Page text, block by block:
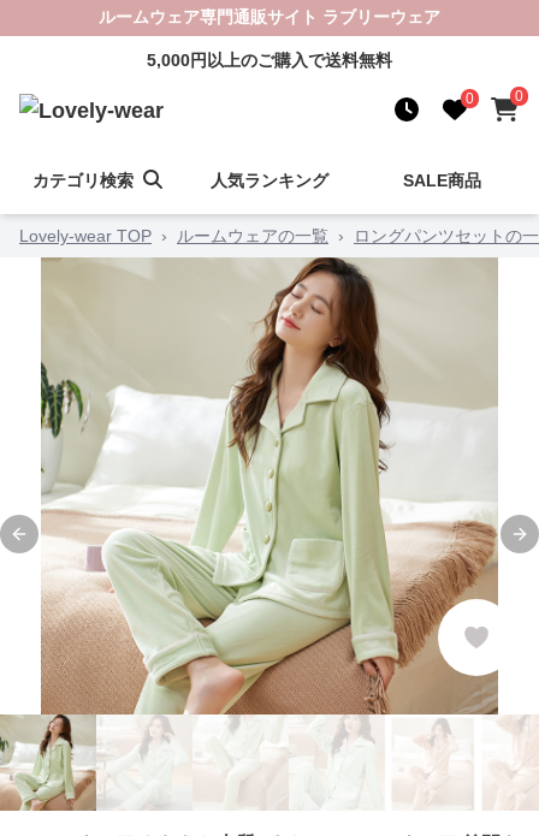
ルームウェア専門通販サイト ラブリーウェア
5,000円以上のご購入で送料無料
0 0
カテゴリ検索 人気ランキング SALE商品
Lovely-wear TOP › ルームウェアの一覧 › ロングパンツセットの
Previous slide